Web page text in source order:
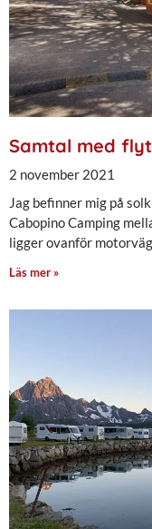
Samtal med
2 november 2021
Jag befinner mig på
Cabopino Camping
ligger ovanför
Läs mer »